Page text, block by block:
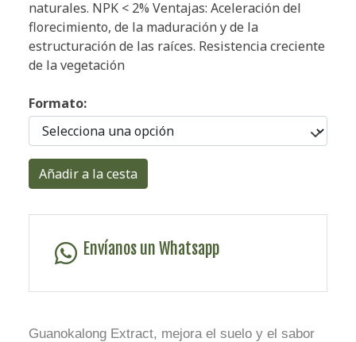
naturales. NPK < 2% Ventajas: Aceleración del
florecimiento, de la maduración y de la
estructuración de las raíces. Resistencia creciente
de la vegetación
Formato:
Añadir a la cesta
Envíanos un Whatsapp
Guanokalong Extract, mejora el suelo y el sabor